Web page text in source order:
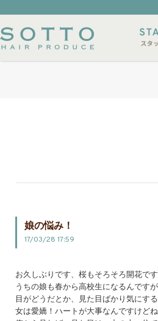
ルサンプル 店休日
娘の悩み！
17/03/28 17:59
お久しぶりです、桜もそろそろ開花で
うちの娘も春から高校生になるんです
目がどうだとか、見た目ばかり気にす
女は愛嬌！ハートが大事なんですけどね